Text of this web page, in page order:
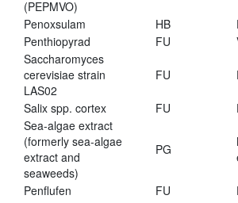
(PEPMVO)
Penoxsulam HB
Penthiopyrad
FU
Saccharomyces
cerevisiae strain
LAS02
FU
Salix spp. cortex FU
Sea-algae extract
(formerly sea-algae
extract and
seaweeds)
PG
Penflufen FU